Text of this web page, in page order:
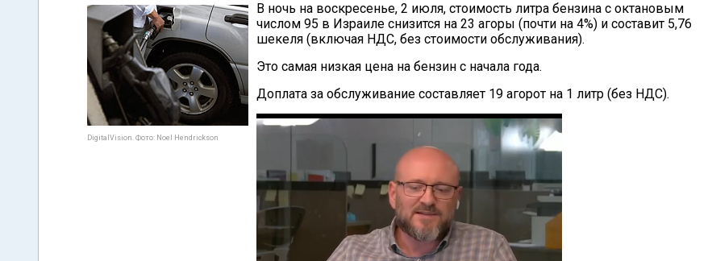
DigitalVision. Фото: Noel Hendrickson
В ночь на воскресенье, 2 июля, стоимость литра бензина с октановым
числом 95 в Израиле снизится на 23 агоры (почти на 4%) и составит 5,76
шекеля (включая НДС, без стоимости обслуживания).
Это самая низкая цена на бензин с начала года.
Доплата за обслуживание составляет 19 агорот на 1 литр (без НДС).